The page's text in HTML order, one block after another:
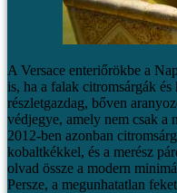
A Versace enteriőrökbe a
is, ha a falak citromsárgák
részletgazdag, bőven
védjegye, amely nem csak a
2012-ben azonban
kobaltkékkel, és a merész
olvad össze a modern
Persze, a megunhatatlan